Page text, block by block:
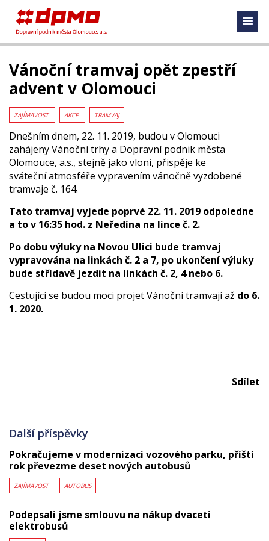
Vánoční tramvaj opět zpestří
advent v Olomouci
ZAJÍMAVOST AKCE TRAMVAJ
Dnešním dnem, 22. 11. 2019, budou v Olomouci
zahájeny Vánoční trhy a Dopravní podnik města
Olomouce, a.s., stejně jako vloni, přispěje ke
sváteční atmosféře vypravením vánočně vyzdobené
tramvaje č. 164.
Tato tramvaj vyjede poprvé 22. 11. 2019 odpoledne
a to v 16:35 hod. z Neředína na lince č. 2.
Po dobu výluky na Novou Ulici bude tramvaj
vypravována na linkách č. 2 a 7, po ukončení výluky
bude střídavě jezdit na linkách č. 2, 4 nebo 6.
Cestující se budou moci projet Vánoční tramvají až do 6.
1. 2020.
Sdílet
Další příspěvky
Pokračujeme v modernizaci vozového parku, příští
rok převezme deset nových autobusů
ZAJÍMAVOST AUTOBUS
Podepsali jsme smlouvu na nákup dvaceti
elektrobusů